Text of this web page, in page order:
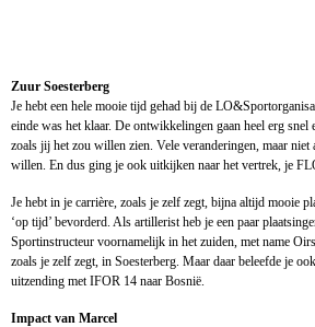
Zuur Soesterberg
Je hebt een hele mooie tijd gehad bij de
einde was het klaar. De ontwikkelingen gaan heel erg
zoals jij het zou willen zien. Vele veranderingen, maar niet
willen. En dus ging je ook uitkijken naar het vertrek, je
Je hebt in je carrière, zoals je zelf zegt, bijna altijd mooie
‘op tijd’ bevorderd. Als artillerist heb je een paar
Sportinstructeur voornamelijk in het zuiden, met name
zoals je zelf zegt, in Soesterberg. Maar daar beleefde je
uitzending met IFOR 14 naar Bosnië.
Impact van Marcel